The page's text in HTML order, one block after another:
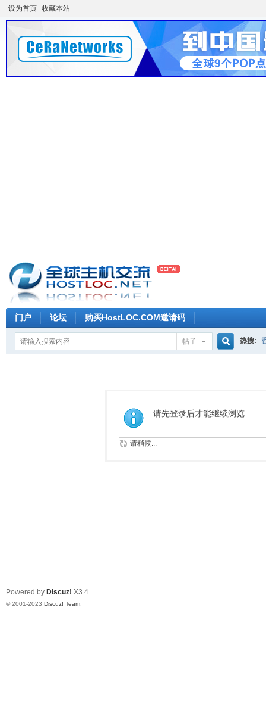
设为首页 收藏本站
门户 论坛 购买HostLOC.COM邀请码
帖子
索
热搜:
请先登录后才能继续浏览
请稍候...
Powered by Discuz! X3.4
© 2001-2023 Discuz! Team